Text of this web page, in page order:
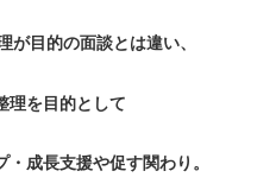
目的の面談とは違い、
理を目的として
成長支援や促す関わり。